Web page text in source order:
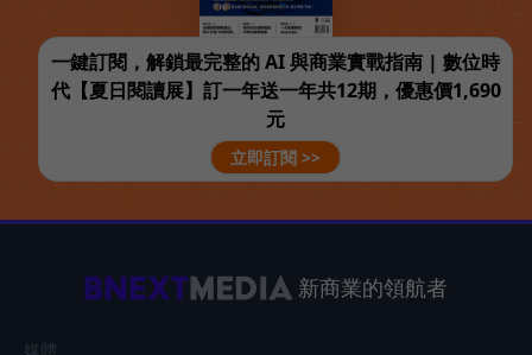
一鍵訂閱，解鎖最完整的 AI 與商業實戰指南 | 數位時
代【夏日閱讀展】訂一年送一年共12期，優惠價1,690
元
立即訂閱 >>
新商業的領航者
媒體